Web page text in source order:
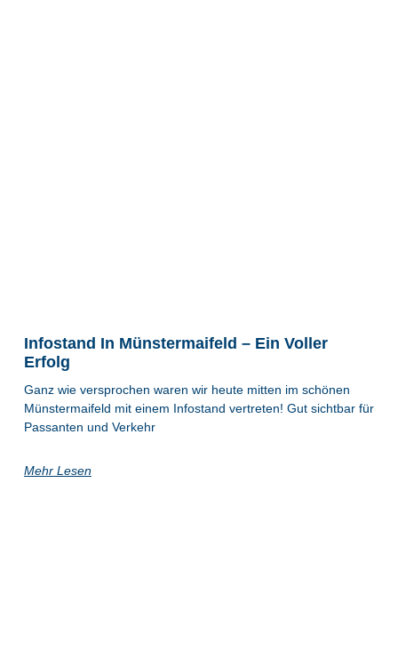
Infostand In Münstermaifeld – Ein Voller
Erfolg
Ganz wie versprochen waren wir heute mitten im schönen
Münstermaifeld mit einem Infostand vertreten! Gut sichtbar für
Passanten und Verkehr
Mehr Lesen